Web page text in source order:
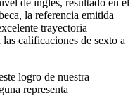
la referencia emitida
trayectoria
calificaciones de sexto a
logro de nuestra
representa